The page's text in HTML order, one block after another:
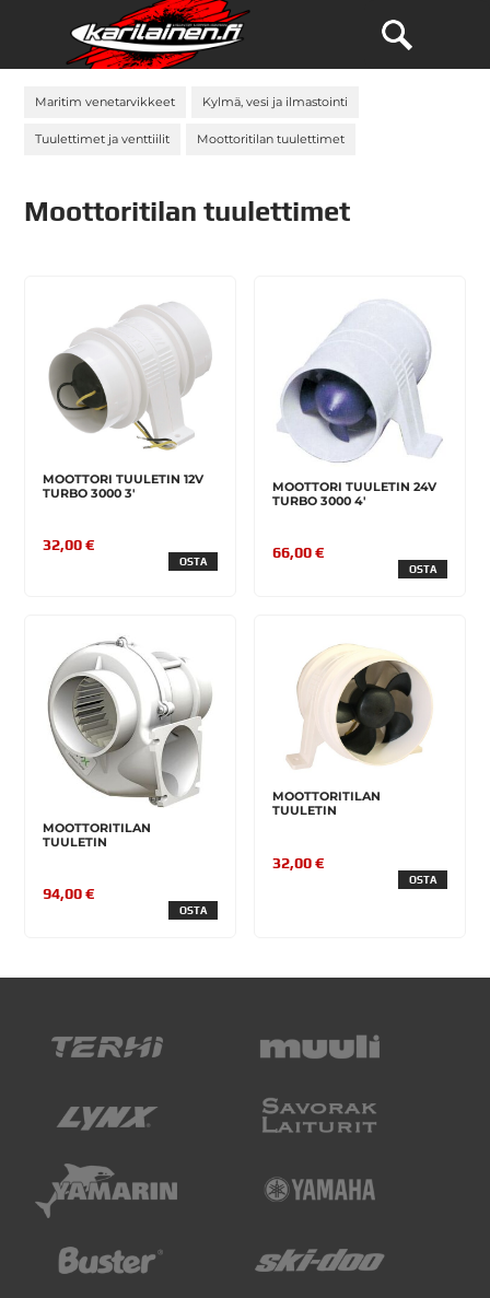
Maritim venetarvikkeet Kylmä, vesi ja ilmastointi
Tuulettimet ja venttiilit Moottoritilan tuulettimet
Moottoritilan tuulettimet
MOOTTORI TUULETIN 12V
TURBO 3000 3'
32,00 €
OSTA
MOOTTORI TUULETIN 24V
TURBO 3000 4'
66,00 €
OSTA
MOOTTORITILAN
TUULETIN
94,00 €
OSTA
MOOTTORITILAN
TUULETIN
32,00 €
OSTA